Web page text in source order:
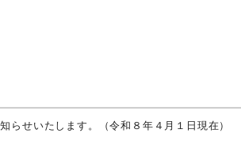
らせいたします。（令和８年４月１日現在）